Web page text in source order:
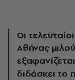
Οι
Αθήνας
διδάσκει το